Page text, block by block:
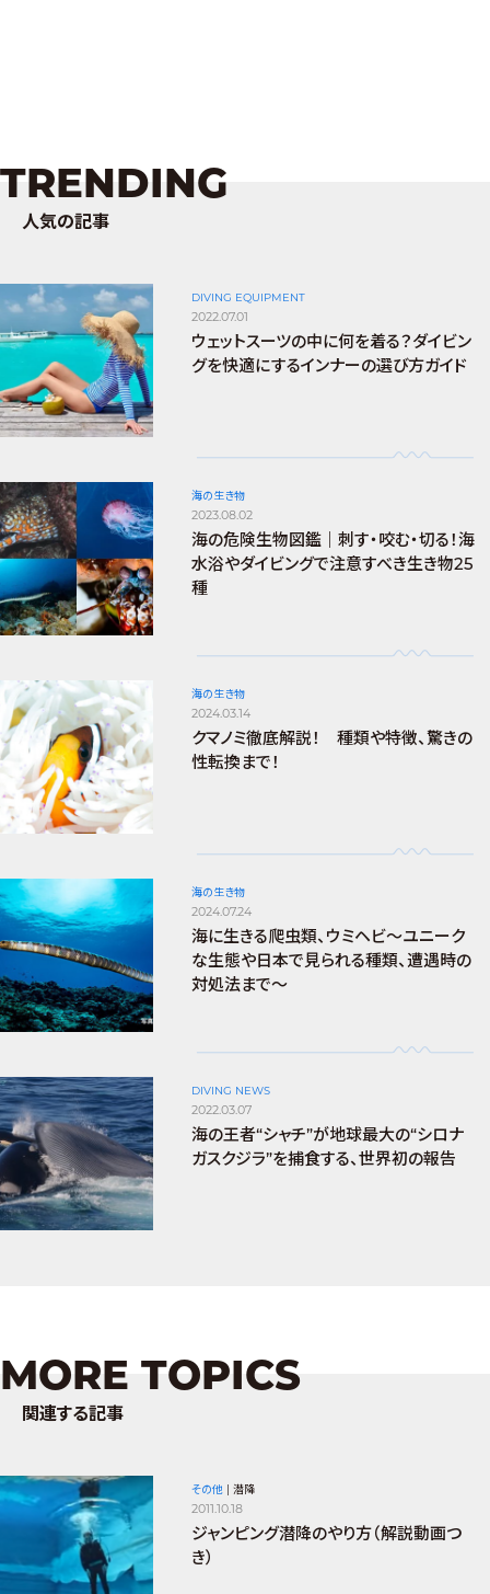
TRENDING
人気の記事
DIVING EQUIPMENT
2022.07.01
ウェットスーツの中に何を着る？ダイビン
グを快適にするインナーの選び方ガイド
海の生き物
2023.08.02
海の危険生物図鑑｜刺す・咬む・切る！海
水浴やダイビングで注意すべき生き物25
種
海の生き物
2024.03.14
クマノミ徹底解説！ 種類や特徴、驚きの
性転換まで！
海の生き物
2024.07.24
海に生きる爬虫類、ウミヘビ～ユニーク
な生態や日本で見られる種類、遭遇時の
対処法まで～
DIVING NEWS
2022.03.07
海の王者“シャチ”が地球最大の“シロナ
ガスクジラ”を捕食する、世界初の報告
MORE TOPICS
関連する記事
その他 |潜降
2011.10.18
ジャンピング潜降のやり方（解説動画つ
き）